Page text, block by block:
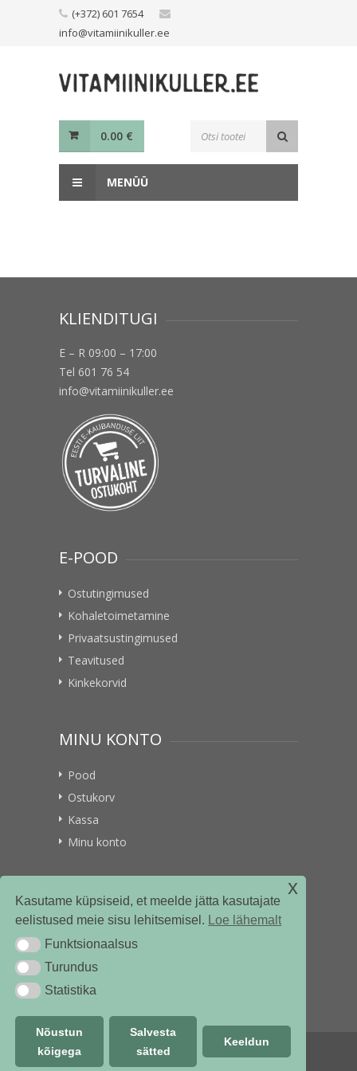
Kasutame küpsiseid, et meelde jätta kasutajate
eelistused meie sisu lehitsemisel. Loe lähemalt
Funktsionaalsus
Funktsionaalsus
TurundusTurundus
StatistikaStatistika
Nõustun
kõigega
Salvesta
sätted
Keeldun
x
(+372) 601 7654
info@vitamiinikuller.ee
0.00 €
MENÜÜ
KLIENDITUGI
E – R 09:00 – 17:00
Tel 601 76 54
info@vitamiinikuller.ee
E-POOD
Ostutingimused
Kohaletoimetamine
Privaatsustingimused
Teavitused
Kinkekorvid
MINU KONTO
Pood
Ostukorv
Kassa
Minu konto
VITAMIINIKULLER.EE
© vitamiinikuller.ee 2018